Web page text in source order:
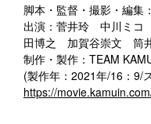
脚本・監督・撮影・編集
出演：菅井玲 中川ミ
田博之 加賀谷崇文 筒
制作・製作：TEAM
(製作年：2021年/16：9/
https://